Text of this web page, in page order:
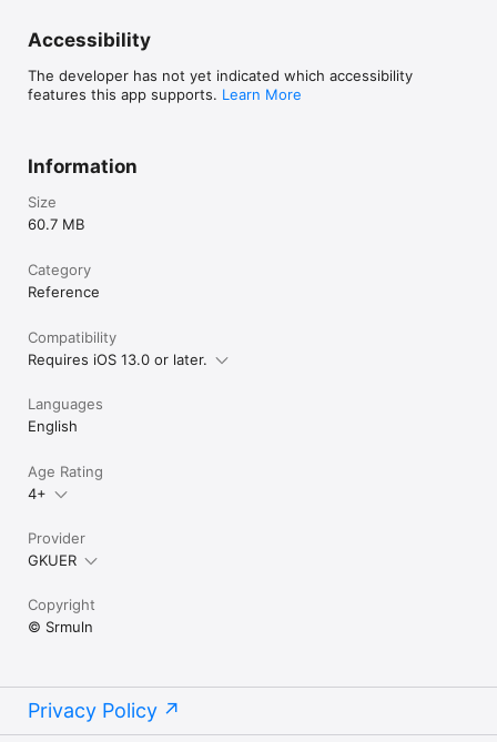
Accessibility
The developer has not yet indicated which accessibility
features this app supports. Learn More
Information
Size
60.7 MB
Category
Reference
Compatibility
Requires iOS 13.0 or later.
Languages
English
Age Rating
4+
Provider
GKUER
Copyright
© Srmuln
Privacy Policy